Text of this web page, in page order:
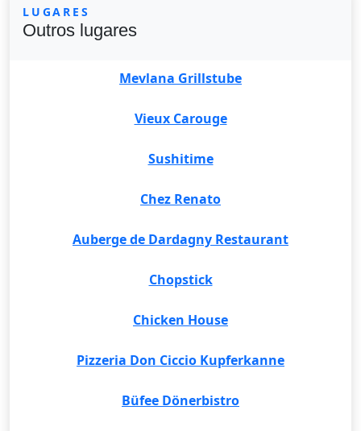
LUGARES
Outros lugares
Mevlana Grillstube
Vieux Carouge
Sushitime
Chez Renato
Auberge de Dardagny Restaurant
Chopstick
Chicken House
Pizzeria Don Ciccio Kupferkanne
Büfee Dönerbistro